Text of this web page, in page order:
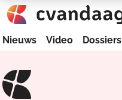
Nieuws Video Dossiers